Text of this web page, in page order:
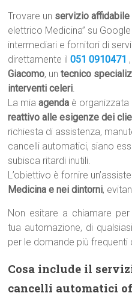
Trovare un servizio affidabile
elettrico Medicina” su
intermediari e fornitori di
direttamente il051 0910471
Giacomo, untecnico
interventi celeri.
La miaagenda è
reattivo alle esigenze dei
richiesta di assistenza,
cancelli automatici, siano
subisca ritardi inutili.
L’obiettivo è fornire
Medicina e nei dintorni,
Non esitare a chiamare
tua automazione, di
per le domande più frequenti
Cosa include il
cancelli automatici